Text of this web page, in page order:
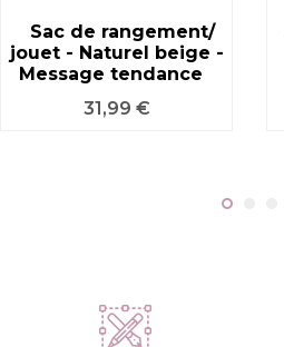
Sac de rangement/
jouet - Naturel beige -
Message tendance
Prix
31,99 €